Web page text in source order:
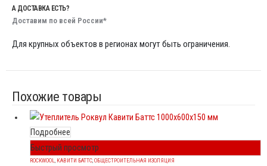
А ДОСТАВКА ЕСТЬ?
Доставим по всей России*
Для крупных объектов в регионах могут быть ограничения.
Похожие товары
Подробнее
Быстрый просмотр
ROCKWOOL, КАВИТИ БАТТС,ОБЩЕСТРОИТЕЛЬНАЯ ИЗОЛЯЦИЯ